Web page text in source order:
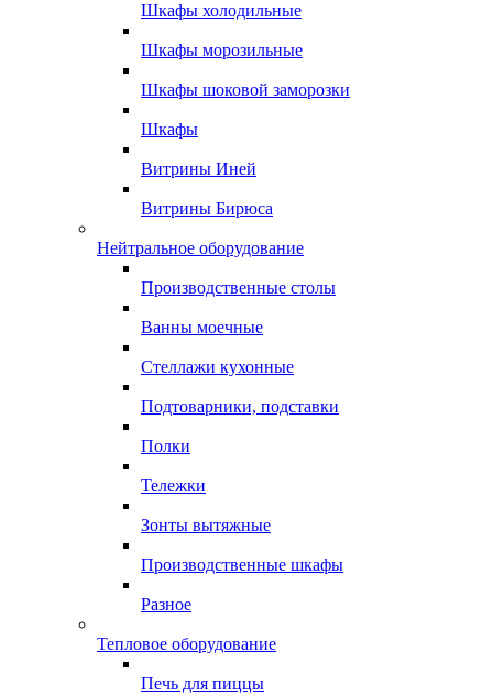
Шкафы холодильные
Шкафы морозильные
Шкафы шоковой заморозки
Шкафы
Витрины Иней
Витрины Бирюса
Нейтральное оборудование
Производственные столы
Ванны моечные
Стеллажи кухонные
Подтоварники, подставки
Полки
Тележки
Зонты вытяжные
Производственные шкафы
Разное
Тепловое оборудование
Печь для пиццы